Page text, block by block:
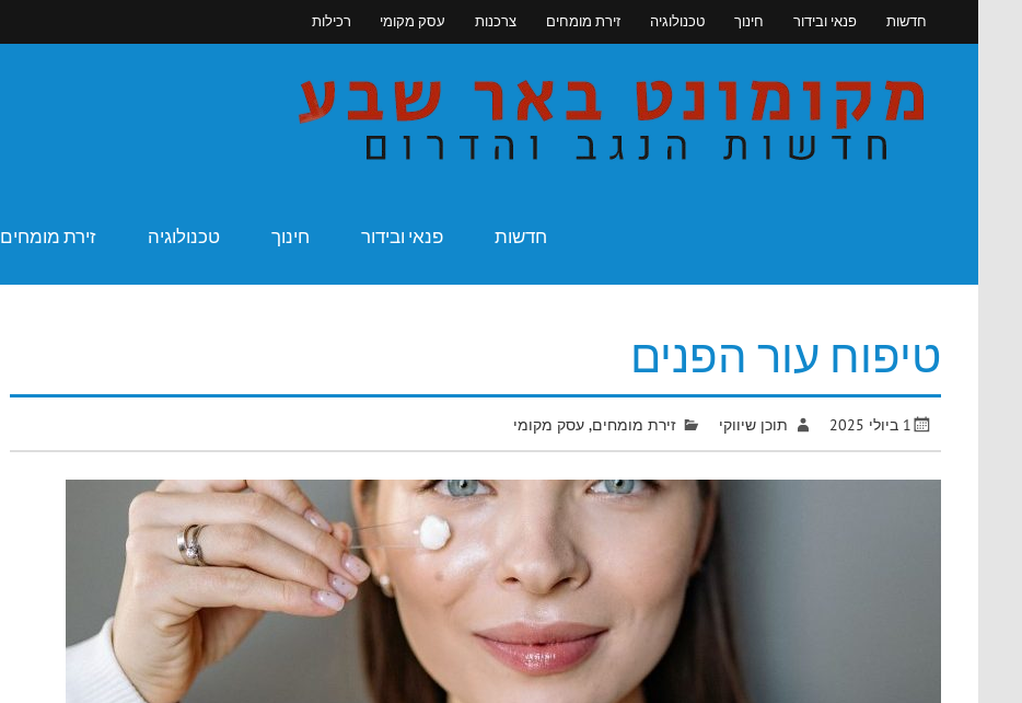
content
חדשות פנאי ובידור חינוך טכנולוגיה זירת מומחים צרכנות עסק מקומי רכילות
חדשות פנאי ובידור חינוך טכנולוגיה זירת מומחים
טיפוח עור הפנים
1 ביולי 2025 תוכן שיווקי זירת מומחים, עסק מקומי